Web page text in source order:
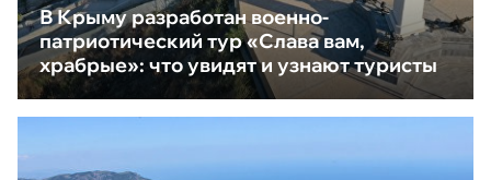
В Крыму разработан военно-
патриотический тур «Слава вам,
храбрые»: что увидят и узнают туристы